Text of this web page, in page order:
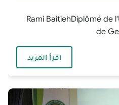
Rami BaitiehDiplômé de
de
اقرأ المزيد